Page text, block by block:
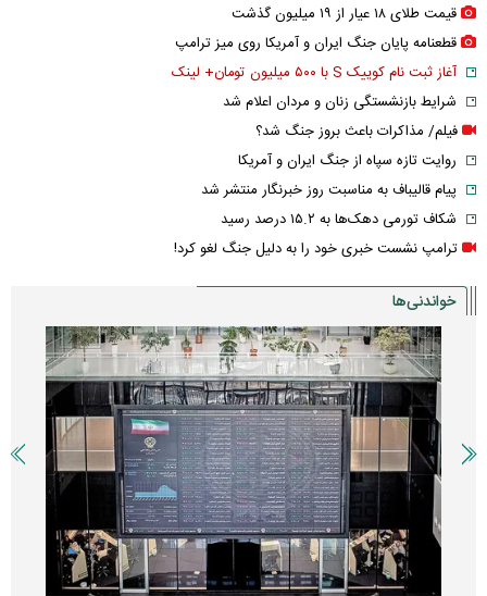
قیمت طلای ۱۸ عیار از ۱۹ میلیون گذشت
قطعنامه پایان جنگ ایران و آمریکا روی میز ترامپ
آغاز ثبت نام کوییک S با ۵۰۰ میلیون تومان+ لینک
شرایط بازنشستگی زنان و مردان اعلام شد
فیلم/ مذاکرات باعث بروز جنگ شد؟
روایت تازه سپاه از جنگ ایران و آمریکا
پیام قالیباف به مناسبت روز خبرنگار منتشر شد
شکاف تورمی دهک‌ها به ۱۵.۲ درصد رسید
ترامپ نشست خبری خود را به دلیل جنگ لغو کرد!
خواندنی‌ها